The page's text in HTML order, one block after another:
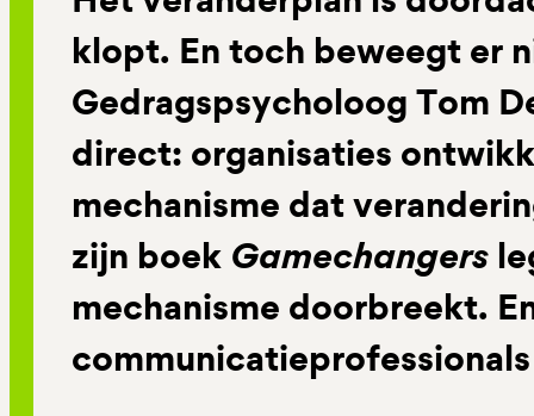
klopt. En toch beweegt er
Gedragspsycholoog Tom
direct: organisaties
mechanisme dat
zijn boek Gamechangers
mechanisme doorbreekt.